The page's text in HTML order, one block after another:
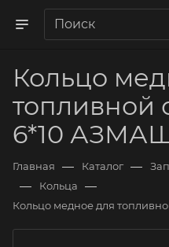
Кольцо
топливной
6*10
Главная — Каталог —
— Кольца —
Кольцо медное для